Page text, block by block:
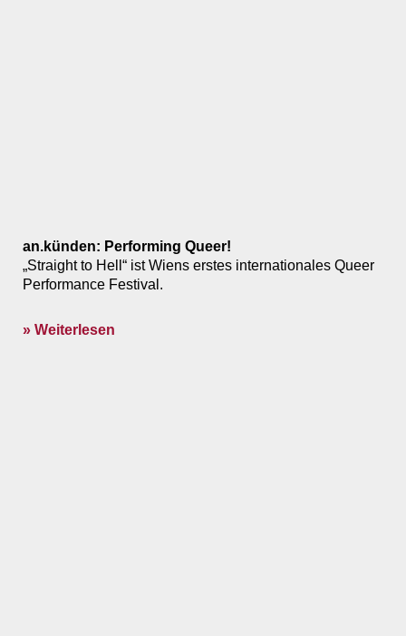
an.künden: Performing Queer!
„Straight to Hell“ ist Wiens erstes internationales Queer
Performance Festival.
» Weiterlesen